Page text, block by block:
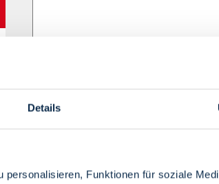
Details
Funktionen für soziale